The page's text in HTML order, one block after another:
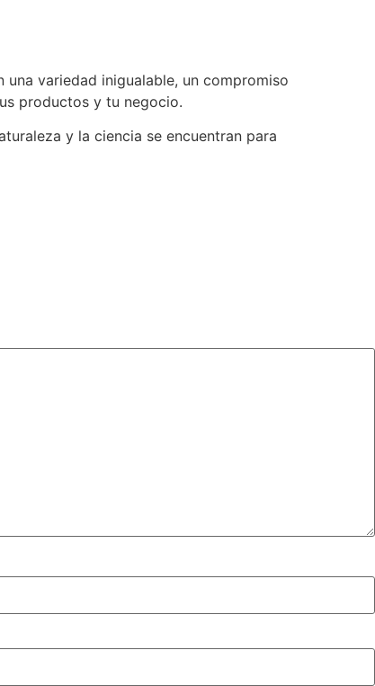
variedad inigualable, un compromiso
productos y tu negocio.
y la ciencia se encuentran para